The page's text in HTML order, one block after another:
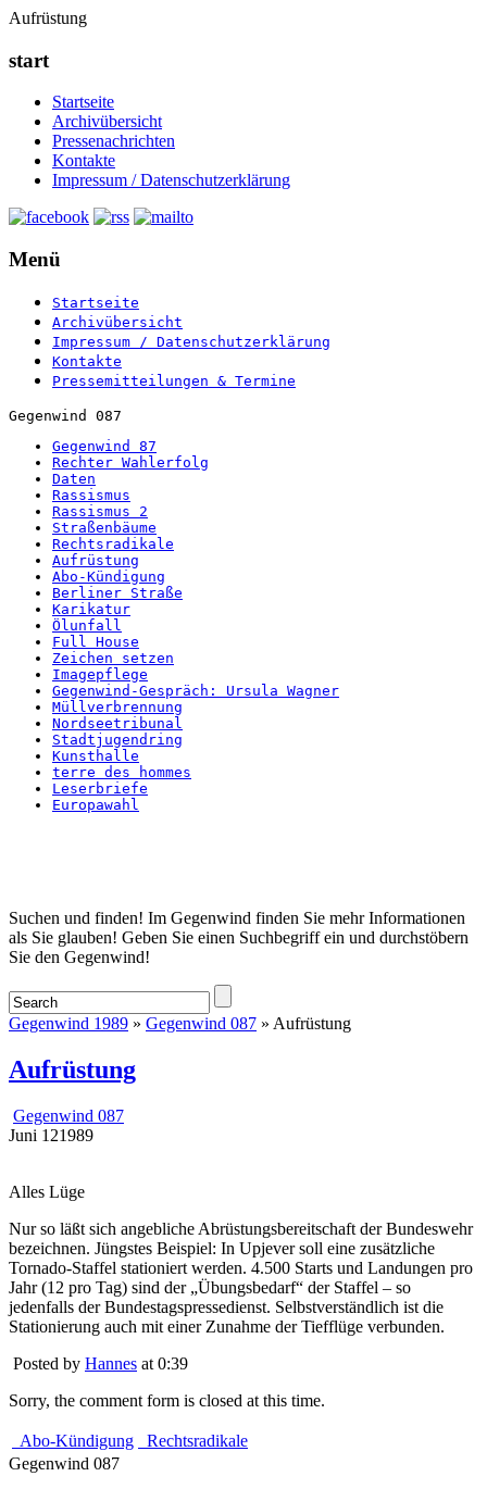
Aufrüstung
start
Startseite
Archivübersicht
Pressenachrichten
Kontakte
Impressum / Datenschutzerklärung
Menü
Startseite
Archivübersicht
Impressum / Datenschutzerklärung
Kontakte
Pressemitteilungen & Termine
Gegenwind 087
Gegenwind 87
Rechter Wahlerfolg
Daten
Rassismus
Rassismus 2
Straßenbäume
Rechtsradikale
Aufrüstung
Abo-Kündigung
Berliner Straße
Karikatur
Ölunfall
Full House
Zeichen setzen
Imagepflege
Gegenwind-Gespräch: Ursula Wagner
Müllverbrennung
Nordseetribunal
Stadtjugendring
Kunsthalle
terre des hommes
Leserbriefe
Europawahl
Startseite
Suchen und finden! Im Gegenwind finden Sie mehr Informationen
als Sie glauben! Geben Sie einen Suchbegriff ein und durchstöbern
Sie den Gegenwind!
Gegenwind 1989 » Gegenwind 087 » Aufrüstung
Aufrüstung
Gegenwind 087
Juni 121989
Alles Lüge
Nur so läßt sich angebliche Abrüstungsbereitschaft der Bundeswehr
bezeichnen. Jüngstes Beispiel: In Upjever soll eine zusätzliche
Tornado-Staffel stationiert werden. 4.500 Starts und Landungen pro
Jahr (12 pro Tag) sind der „Übungsbedarf“ der Staffel – so
jedenfalls der Bundestagspressedienst. Selbstverständlich ist die
Stationierung auch mit einer Zunahme der Tiefflüge verbunden.
Posted by Hannes at 0:39
Sorry, the comment form is closed at this time.
Abo-Kündigung
Rechtsradikale
Gegenwind 087